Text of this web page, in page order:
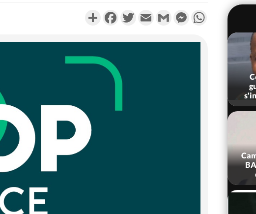
PartagerFacebookTwitterEmail Gmail MessengerWhatsApp
Côte d'Ivoire : Man, deux
personnes périssent dans un